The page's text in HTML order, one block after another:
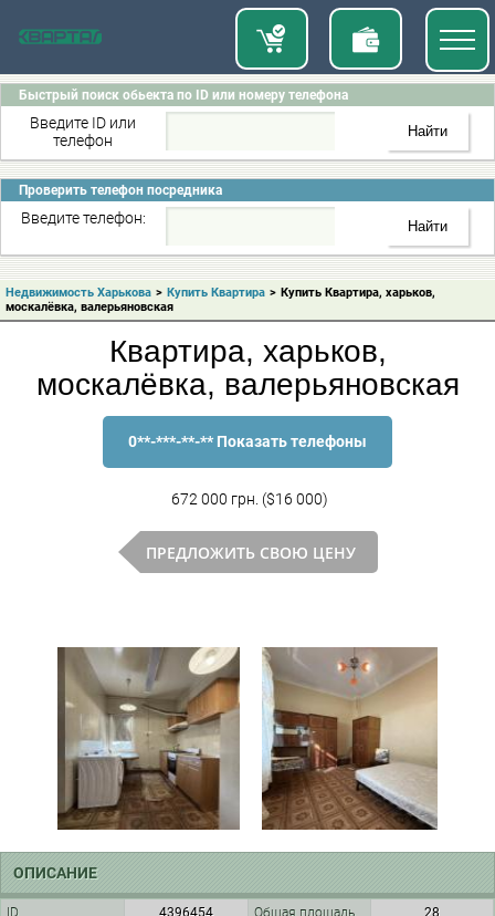
Быстрый поиск обьекта по ID или номеру телефона
Введите ID или
телефон
Проверить телефон посредника
Введите телефон:
Недвижимость Харькова > Купить Квартира > Купить Квартира, харьков,
москалёвка, валерьяновская
Квартира, харьков,
москалёвка, валерьяновская
0**-***-**-** Показать телефоны
672 000 грн. ($16 000)
ПРЕДЛОЖИТЬ СВОЮ ЦЕНУ
ОПИСАНИЕ
ID 4396454 Общая площадь
28